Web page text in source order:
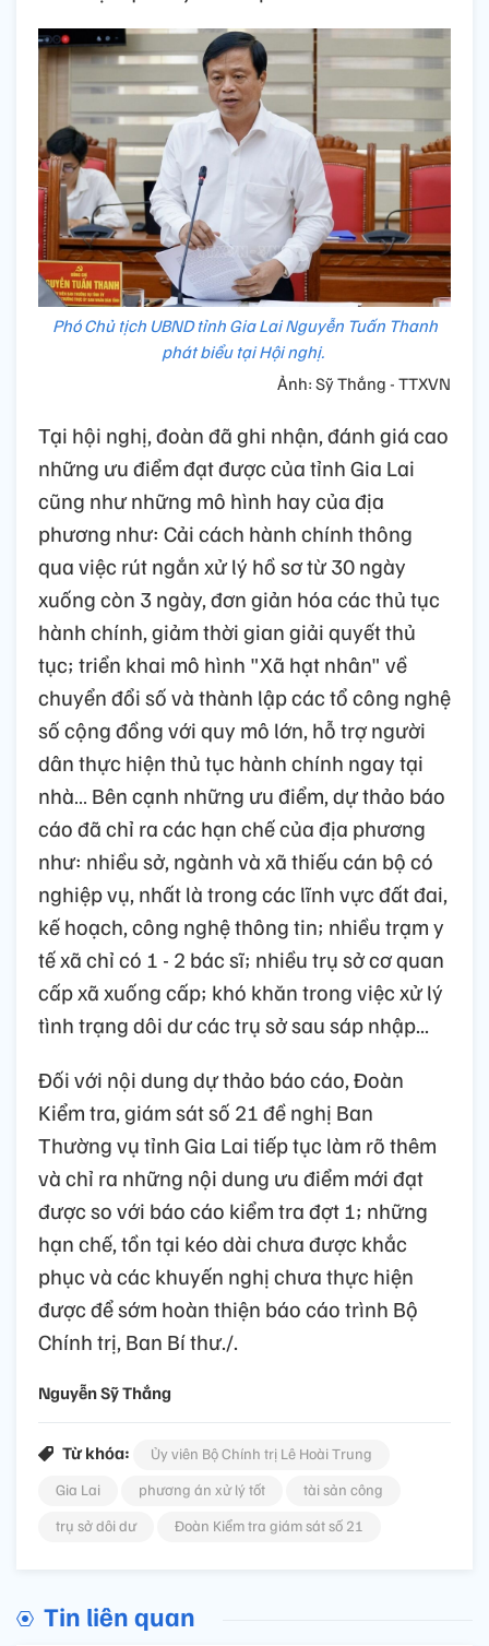
Phó Chủ tịch UBND tỉnh Gia Lai Nguyễn Tuấn Thanh
phát biểu tại Hội nghị.
Ảnh: Sỹ Thắng - TTXVN
Tại hội nghị, đoàn đã ghi nhận, đánh giá cao
những ưu điểm đạt được của tỉnh Gia Lai
cũng như những mô hình hay của địa
phương như: Cải cách hành chính thông
qua việc rút ngắn xử lý hồ sơ từ 30 ngày
xuống còn 3 ngày, đơn giản hóa các thủ tục
hành chính, giảm thời gian giải quyết thủ
tục; triển khai mô hình "Xã hạt nhân" về
chuyển đổi số và thành lập các tổ công nghệ
số cộng đồng với quy mô lớn, hỗ trợ người
dân thực hiện thủ tục hành chính ngay tại
nhà… Bên cạnh những ưu điểm, dự thảo báo
cáo đã chỉ ra các hạn chế của địa phương
như: nhiều sở, ngành và xã thiếu cán bộ có
nghiệp vụ, nhất là trong các lĩnh vực đất đai,
kế hoạch, công nghệ thông tin; nhiều trạm y
tế xã chỉ có 1 - 2 bác sĩ; nhiều trụ sở cơ quan
cấp xã xuống cấp; khó khăn trong việc xử lý
tình trạng dôi dư các trụ sở sau sáp nhập...
Đối với nội dung dự thảo báo cáo, Đoàn
Kiểm tra, giám sát số 21 đề nghị Ban
Thường vụ tỉnh Gia Lai tiếp tục làm rõ thêm
và chỉ ra những nội dung ưu điểm mới đạt
được so với báo cáo kiểm tra đợt 1; những
hạn chế, tồn tại kéo dài chưa được khắc
phục và các khuyến nghị chưa thực hiện
được để sớm hoàn thiện báo cáo trình Bộ
Chính trị, Ban Bí thư./.
Nguyễn Sỹ Thắng
Từ khóa:
Ủy viên Bộ Chính trị Lê Hoài Trung
Gia Lai
phương án xử lý tốt
tài sản công
trụ sở dôi dư
Đoàn Kiểm tra giám sát số 21
Tin liên quan